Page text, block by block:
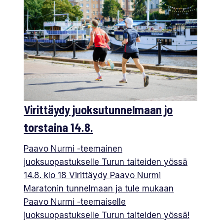
Virittäydy juoksutunnelmaan jo
torstaina 14.8.
Paavo Nurmi -teemainen
juoksuopastukselle Turun taiteiden yössä
14.8. klo 18 Virittäydy Paavo Nurmi
Maratonin tunnelmaan ja tule mukaan
Paavo Nurmi -teemaiselle
juoksuopastukselle Turun taiteiden yössä!